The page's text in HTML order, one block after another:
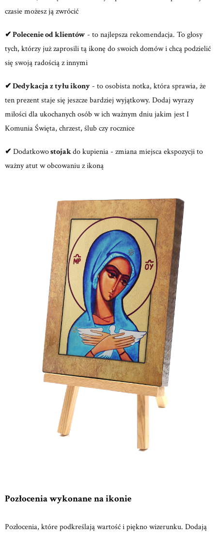
czasie możesz ją zwrócić
✔ Polecenie od klientów- to najlepsza rekomendacja. To głosy
tych, którzy już zaprosili tą ikonę do swoich domów i chcą podzielić
się swoją radością z innymi
✔ Dedykacja z tyłu ikony- to osobista notka, która sprawia, że
ten prezent staje się jeszcze bardziej wyjątkowy. Dodaj wyrazy
miłości dla ukochanych osób w ich ważnym dniu jakim jest I
Komunia Święta, chrzest, ślub czy rocznice
✔ Dodatkowostojakdo kupienia - zmiana miejsca ekspozycji to
ważny atut w obcowaniu z ikoną
Pozłocenia wykonane na ikonie
Pozłocenia, które podkreślają wartość i piękno wizerunku. Dodają